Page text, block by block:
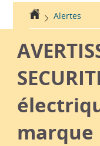
Accueil
Alertes
marque